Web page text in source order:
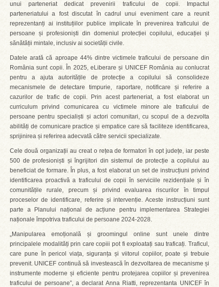
unui parteneriat dedicat prevenirii traficului de copii. Impactul
parteneriatului a fost discutat în cadrul unui eveniment care a reunit
reprezentanți ai instituțiilor publice implicate în prevenirea traficului de
persoane și profesioniști din domeniul protecției copilului, educației și
sănătății mintale, inclusiv ai societății civile.
Datele arată că aproape 44% dintre victimele traficului de persoane din
România sunt copii. În 2025, eLiberare și UNICEF România au conlucrat
pentru a ajuta autoritățile de protecție a copilului să consolideze
mecanismele de detectare timpurie, raportare, notificare și referire a
cazurilor de trafic de copii. Prin acest parteneriat, a fost elaborat un
curriculum privind comunicarea cu victimele minore ale traficului de
persoane pentru specialiști și actori comunitari, cu scopul de a dezvolta
abilități de comunicare practice și empatice care să faciliteze identificarea,
sprijinirea și referirea adecvată către servicii specializate.
Cele două organizații au creat o rețea de formatori în opt județe, iar peste
500 de profesioniști și îngrijitori din sistemul de protecție a copilului au
beneficiat de formare. În plus, a fost elaborat un set de instrucțiuni privind
identificarea proactivă a traficului de copii în serviciile rezidențiale și în
comunitățile rurale, precum și privind evaluarea riscurilor în timpul
proceselor de identificare, referire și intervenție. Aceste instrucțiuni sunt
parte a Planului național de acțiune pentru implementarea Strategiei
naționale împotriva traficului de persoane 2024-2028.
„Manipularea emoțională și groomingul online sunt unele dintre
principalele modalități prin care copiii pot fi exploatați sau traficați. Traficul,
care pune în pericol viața, siguranța și viitorul copiilor, poate și trebuie
prevenit. UNICEF continuă să investească în dezvoltarea de mecanisme și
instrumente moderne și eficiente pentru protejarea copiilor și prevenirea
traficului de persoane”, a declarat Anna Riatti, reprezentanta UNICEF în